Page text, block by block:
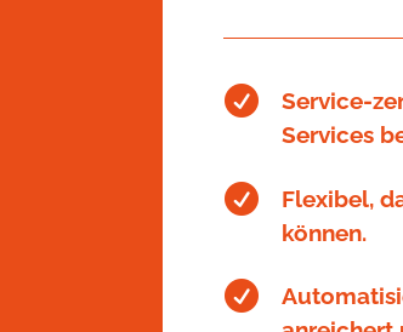

Service-
Services

Flexibel,
können.
